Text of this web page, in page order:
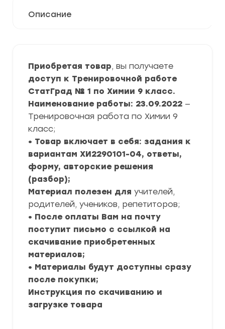
Описание
Приобретая товар, вы получаете
доступ к Тренировочной работе
СтатГрад № 1 по Химии 9 класс.
Наименование работы: 23.09.2022 —
Тренировочная работа по Химии 9
класс;
• Товар включает в себя: задания к
вариантам ХИ2290101-04, ответы,
форму, авторские решения
(разбор);
Материал полезен для учителей,
родителей, учеников, репетиторов;
• После оплаты Вам на почту
поступит письмо с ссылкой на
скачивание приобретенных
материалов;
• Материалы будут доступны сразу
после покупки;
Инструкция по скачиванию и
загрузке товара